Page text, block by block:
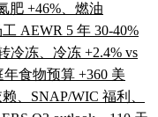
肥 +46%、燃油
AEWR 5 年 30-40%
冷冻、冷冻 +2.4% vs
食物预算 +360 美
、SNAP/WIC 福利、